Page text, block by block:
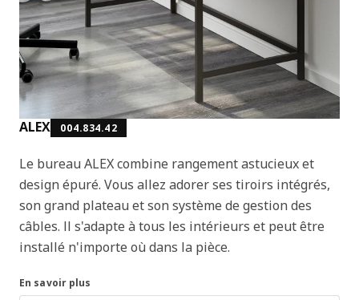
ALEX 004.834.42
Le bureau ALEX combine rangement astucieux et
design épuré. Vous allez adorer ses tiroirs intégrés,
son grand plateau et son système de gestion des
câbles. Il s'adapte à tous les intérieurs et peut être
installé n'importe où dans la pièce.
En savoir plus